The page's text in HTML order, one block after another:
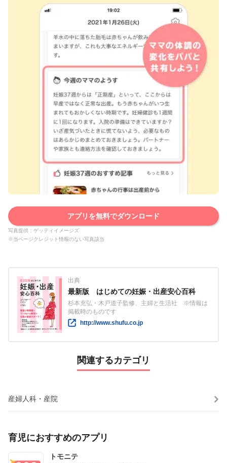
アプリを無料でダウンロード
写真提供：ゲッティイメージズ
※当ページクレジット情報のない写真該当
出典
最新版 はじめての妊娠・出産安心百科
杉本充弘・木戸道子監修、主婦と生活社 ※情報は
掲載時のものです
http://www.shufu.co.jp
関連するカテゴリ
産婦人科・産院
育児におすすめのアプリ
トモニテ